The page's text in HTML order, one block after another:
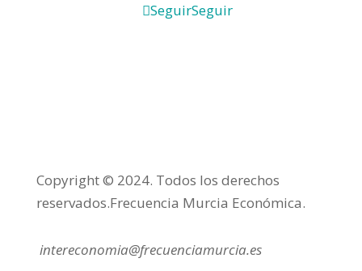
SeguirSeguir
Copyright © 2024. Todos los derechos
reservados.Frecuencia Murcia Económica.
intereconomia@frecuenciamurcia.es